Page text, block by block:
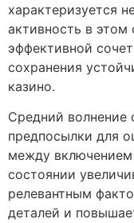
характеризуется
активность в этом
эффективной
сохранения
казино.
Средний волнение
предпосылки для
между включением
состоянии
релевантным
деталей и